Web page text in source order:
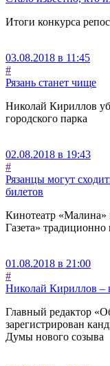
Итоги конкурса
03.08.2018 в 11:45
#
Рязань станет чище
Николай Кириллов
городского парка
02.08.2018 в 19:43
#
Рязанцы могут
билетов
Кинотеатр «Малина»
Газета» традиционно
01.08.2018 в 21:00
#
Николай Кириллов –
Главный редактор
зарегистрирован
Думы нового созыва